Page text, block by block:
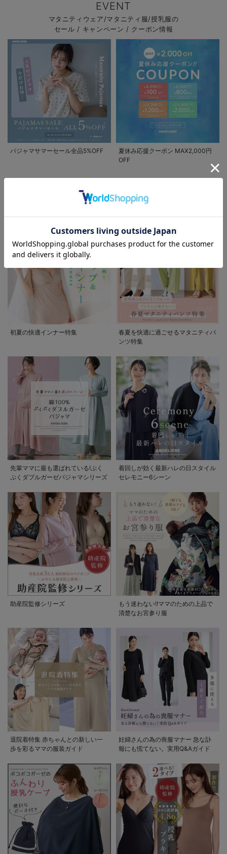
お気に入り商品を確認する
EVENT
マタニティウェア/マタニティ服/授乳服の
セール / キャンペーン / クーポン情報
パジャマサマーセール全品5%OFF
夏休み応援クーポン MAX2,000円
OFF
マタニティウェア/授乳服/
初夏の快適インナー特集
春夏を快適に過ごせるマタニティパ
ンツ特集
先輩ママに最も選ばれている!ぷく
ぷくダブルガーゼパジャマシリーズ
着回しが効く最新ハレの日スタイル
セレモニー6シーン
助産院監修シリーズ
もう迷わない!!ママのための上品で
清楚なお宮参り服
退院着特集 赤ちゃんとの新しい一
歩を彩るママの服装ガイド
妊婦さんの為の喪服マナー 急な訃
報にも慌てない。実用Q&Aガイド